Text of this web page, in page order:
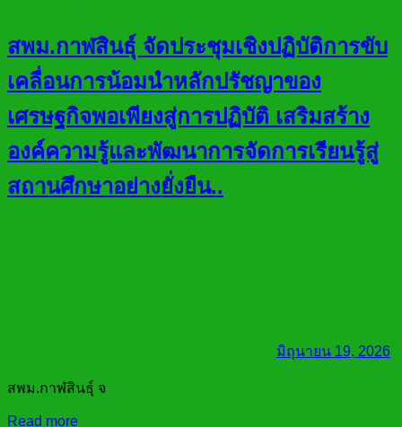
สพม.กาฬสินธุ์ จัดประชุมเชิงปฏิบัติการขับ
เคลื่อนการน้อมนำหลักปรัชญาของ
เศรษฐกิจพอเพียงสู่การปฏิบัติ เสริมสร้าง
องค์ความรู้และพัฒนาการจัดการเรียนรู้สู่
สถานศึกษาอย่างยั่งยืน..
มิถุนายน 19, 2026
สพม.กาฬสินธุ์ จ
Read more